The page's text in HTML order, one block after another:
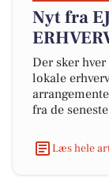
Nyt fra
Der sker
lokale
fra de
Læs hele